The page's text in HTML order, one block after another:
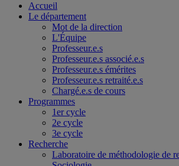
Accueil
Le département
Mot de la direction
L'Équipe
Professeur.e.s
Professeur.e.s associé.e.s
Professeur.e.s émérites
Professeur.e.s retraité.e.s
Chargé.e.s de cours
Programmes
1er cycle
2e cycle
3e cycle
Recherche
Laboratoire de méthodologie de